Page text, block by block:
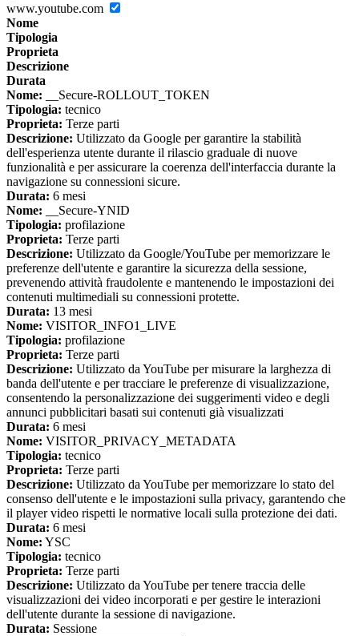
www.youtube.com
Nome
Tipologia
Proprieta
Descrizione
Durata
Nome: __Secure-ROLLOUT_TOKEN
Tipologia: tecnico
Proprieta: Terze parti
Descrizione: Utilizzato da Google per garantire la stabilità
dell'esperienza utente durante il rilascio graduale di nuove
funzionalità e per assicurare la coerenza dell'interfaccia durante la
navigazione su connessioni sicure.
Durata: 6 mesi
Nome: __Secure-YNID
Tipologia: profilazione
Proprieta: Terze parti
Descrizione: Utilizzato da Google/YouTube per memorizzare le
preferenze dell'utente e garantire la sicurezza della sessione,
prevenendo attività fraudolente e mantenendo le impostazioni dei
contenuti multimediali su connessioni protette.
Durata: 13 mesi
Nome: VISITOR_INFO1_LIVE
Tipologia: profilazione
Proprieta: Terze parti
Descrizione: Utilizzato da YouTube per misurare la larghezza di
banda dell'utente e per tracciare le preferenze di visualizzazione,
consentendo la personalizzazione dei suggerimenti video e degli
annunci pubblicitari basati sui contenuti già visualizzati
Durata: 6 mesi
Nome: VISITOR_PRIVACY_METADATA
Tipologia: tecnico
Proprieta: Terze parti
Descrizione: Utilizzato da YouTube per memorizzare lo stato del
consenso dell'utente e le impostazioni sulla privacy, garantendo che
il player video rispetti le normative locali sulla protezione dei dati.
Durata: 6 mesi
Nome: YSC
Tipologia: tecnico
Proprieta: Terze parti
Descrizione: Utilizzato da YouTube per tenere traccia delle
visualizzazioni dei video incorporati e per gestire le interazioni
dell'utente durante la sessione di navigazione.
Durata: Sessione